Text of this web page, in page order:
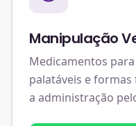
Manipulação
Medicamentos
palatáveis e
a administração